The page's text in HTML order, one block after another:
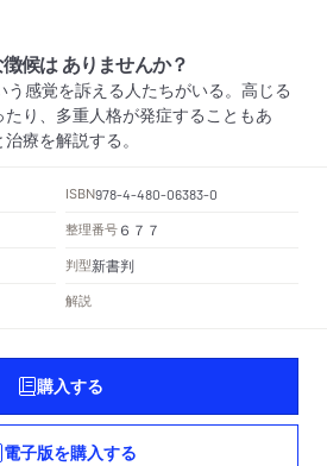
候は ありませんか？
う感覚を訴える人たちがいる。高じる
り、多重人格が発症することもあ
療を解説する。
ISBN978-4-480-06383-0
整理番号 ６７７
判型新書判
解説
購入する
電子版を購入する